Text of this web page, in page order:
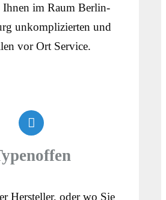
Ihnen im Raum Berlin-
unkomplizierten und
vor Ort Service.
Hersteller, oder wo Sie